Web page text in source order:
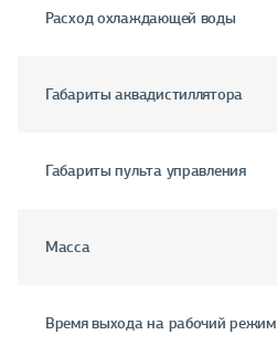
Расход охлаждающей воды
Габариты аквадистиллятора
Габариты пульта управления
Масса
Время выхода на рабочий режим